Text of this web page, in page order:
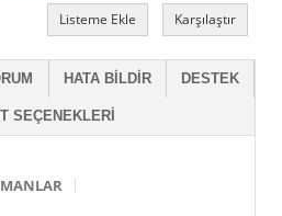
Listeme Ekle Karşılaştır
HATA BILDIR DESTEK
SEÇENEKLERI